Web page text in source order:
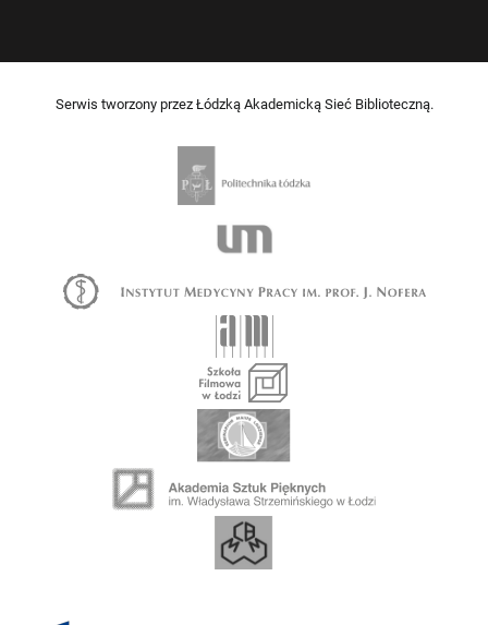
Serwis tworzony przez Łódzką Akademicką Sieć Biblioteczną.